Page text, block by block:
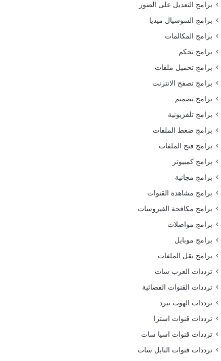
برامج التعديل على الصور
برامج السوشيال ميديا
برامج المكالمات
برامج تحكم
برامج تحميل ملفات
برامج تصفح الانترنت
برامج تصميم
برامج تلفزيونية
برامج ضغط الملفات
برامج فتح الملفات
برامج كمبيوتر
برامج مجانية
برامج مشاهدة القنوات
برامج مكافحة الفيروسات
برامج مواصلات
برامج موبايل
برامج نقل الملفات
ترددات العرب سات
ترددات القنوات الفضائية
ترددات الهوت بيرد
ترددات قنوات استرا
ترددات قنوات اسيا سات
ترددات قنوات النايل سات